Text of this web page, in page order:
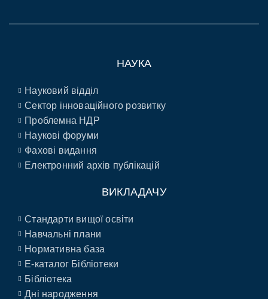
НАУКА
Науковий відділ
Сектор інноваційного розвитку
Проблемна НДР
Наукові форуми
Фахові видання
Електронний архів публікацій
ВИКЛАДАЧУ
Стандарти вищої освіти
Навчальні плани
Нормативна база
E-каталог Бібліотеки
Бібліотека
Дні народження